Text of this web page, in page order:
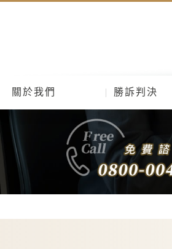
關於我們 勝訴判決